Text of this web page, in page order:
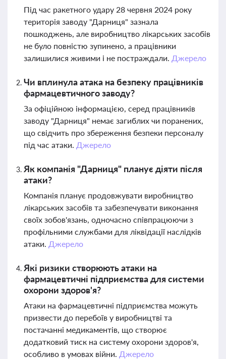
Під час ракетного удару 28 червня 2024 року
територія заводу "Дарниця" зазнала
пошкоджень, але виробництво лікарських засобів
не було повністю зупинено, а працівники
залишилися живими і не постраждали. Джерело
Чи вплинула атака на безпеку працівників
фармацевтичного заводу?
За офіційною інформацією, серед працівників
заводу "Дарниця" немає загиблих чи поранених,
що свідчить про збереження безпеки персоналу
під час атаки. Джерело
Як компанія "Дарниця" планує діяти після
атаки?
Компанія планує продовжувати виробництво
лікарських засобів та забезпечувати виконання
своїх зобов'язань, одночасно співпрацюючи з
профільними службами для ліквідації наслідків
атаки. Джерело
Які ризики створюють атаки на
фармацевтичні підприємства для системи
охорони здоров'я?
Атаки на фармацевтичні підприємства можуть
призвести до перебоїв у виробництві та
постачанні медикаментів, що створює
додатковий тиск на систему охорони здоров'я,
особливо в умовах війни. Джерело